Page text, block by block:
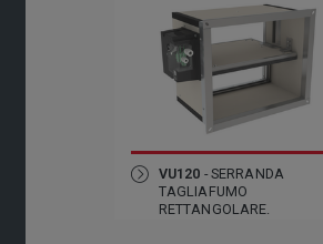
VU120 - SERRANDA
TAGLIAFUMO
RETTANGOLARE.